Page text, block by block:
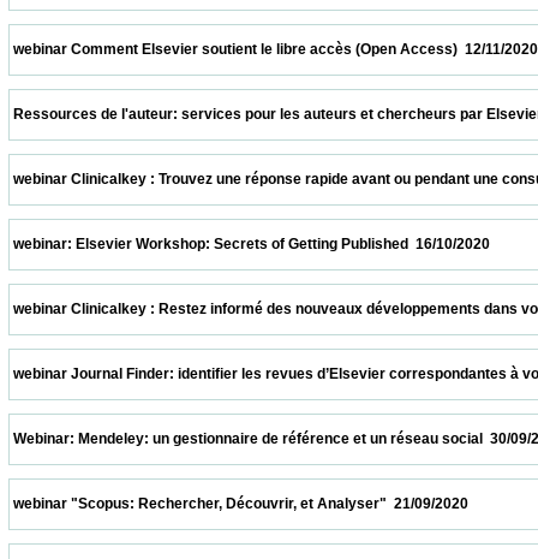
webinar Comment Elsevier soutient le libre accès (Open
Ressources de l'auteur: services pour les auteurs et chercheurs
webinar Clinicalkey : Trouvez une réponse rapide avant ou
webinar: Elsevier Workshop: Secrets of Getting Published  16/
webinar Clinicalkey : Restez informé des nouveaux
webinar Journal Finder: identifier les revues d’Elsevier
Webinar: Mendeley: un gestionnaire de référence et un réseau
webinar "Scopus: Rechercher, Découvrir, et Analyser"  21/09/